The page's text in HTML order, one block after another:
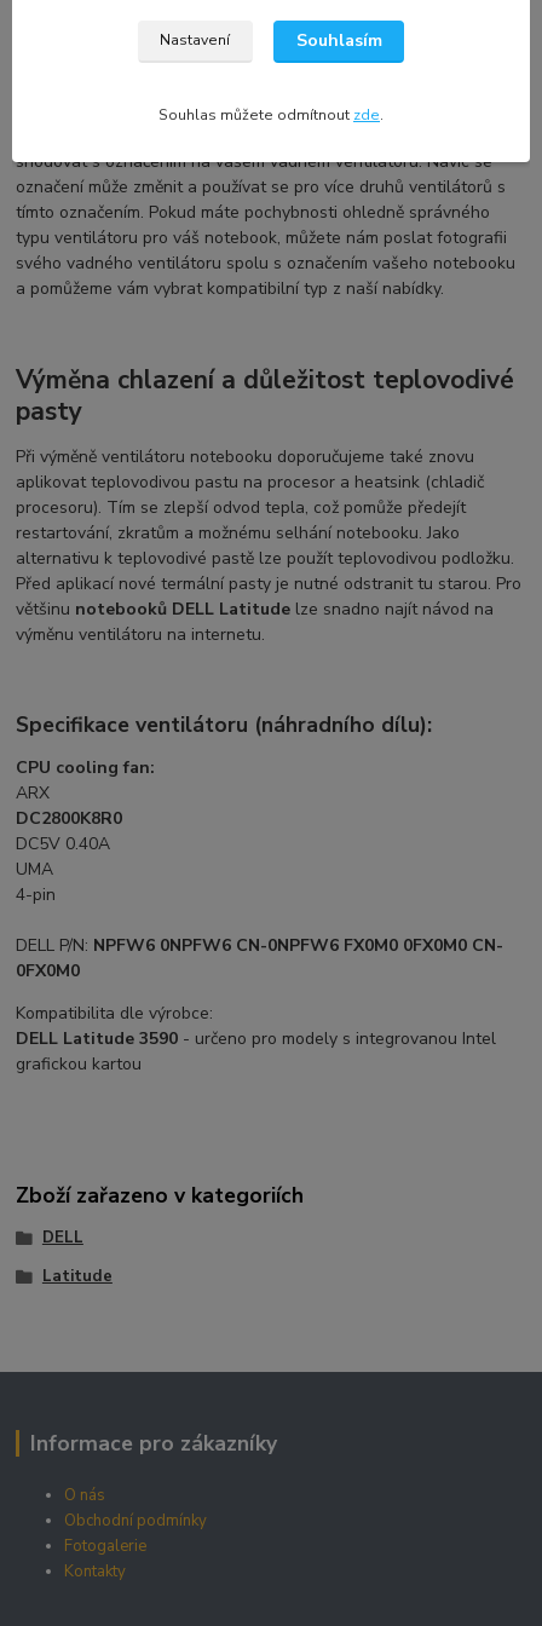
Označení a kompatibilita náhradního dílu
shodovat s označením na vašem vadném ventilátoru. Navíc se
označení může změnit a používat se pro více druhů ventilátorů s
tímto označením. Pokud máte pochybnosti ohledně správného
typu ventilátoru pro váš notebook, můžete nám poslat fotografii
svého vadného ventilátoru spolu s označením vašeho notebooku
a pomůžeme vám vybrat kompatibilní typ z naší nabídky.
Výměna chlazení a důležitost teplovodivé
pasty
Při výměně ventilátoru notebooku doporučujeme také znovu
aplikovat teplovodivou pastu na procesor a heatsink (chladič
procesoru). Tím se zlepší odvod tepla, což pomůže předejít
restartování, zkratům a možnému selhání notebooku. Jako
alternativu k teplovodivé pastě lze použít teplovodivou podložku.
Před aplikací nové termální pasty je nutné odstranit tu starou. Pro
většinu notebooků DELL Latitude lze snadno najít návod na
výměnu ventilátoru na internetu.
Specifikace ventilátoru (náhradního dílu):
CPU cooling fan:
ARX
DC2800K8R0
DC5V 0.40A
UMA
4-pin
DELL P/N: NPFW6 0NPFW6 CN-0NPFW6 FX0M0 0FX0M0 CN-
0FX0M0
Kompatibilita dle výrobce:
DELL Latitude 3590 - určeno pro modely s integrovanou Intel
grafickou kartou
Zboží zařazeno v kategoriích
DELL
Latitude
Informace pro zákazníky
O nás
Obchodní podmínky
Fotogalerie
Kontakty
Nastavení Souhlasím
Souhlas můžete odmítnout zde.